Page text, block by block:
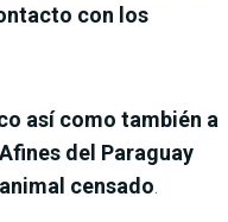
con los
así como también a
del Paraguay
censado